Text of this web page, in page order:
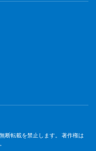
断転載を禁止します。 著作権は